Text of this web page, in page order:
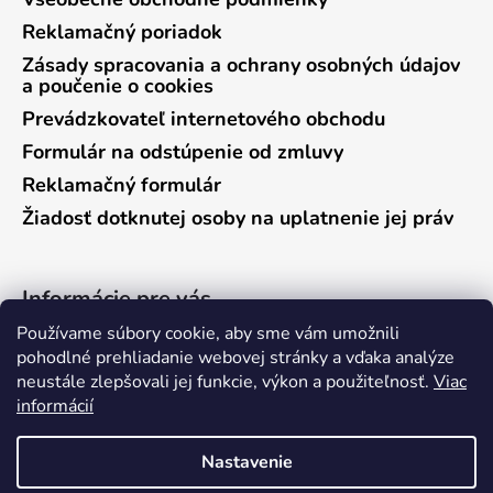
Používame súbory cookie, aby sme vám umožnili
pohodlné prehliadanie webovej stránky a vďaka analýze
neustále zlepšovali jej funkcie, výkon a použiteľnosť. Viac
informácií
Nastavenie
Reklamačný poriadok
Zásady spracovania a ochrany osobných údajov
a poučenie o cookies
Prevádzkovateľ internetového obchodu
Formulár na odstúpenie od zmluvy
Reklamačný formulár
Žiadosť dotknutej osoby na uplatnenie jej práv
Informácie pre vás
Predajňa Vráble
Predajňa Pieštany
Ako nakupovať